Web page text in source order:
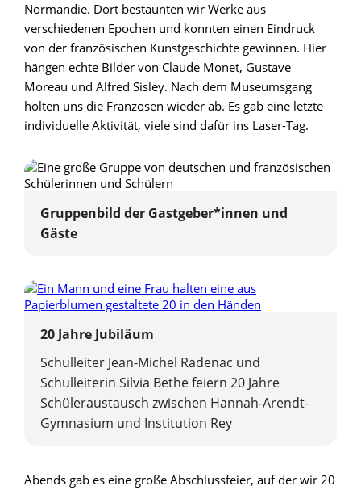
Normandie. Dort bestaunten wir Werke aus
verschiedenen Epochen und konnten einen Eindruck
von der französischen Kunstgeschichte gewinnen. Hier
hängen echte Bilder von Claude Monet, Gustave
Moreau und Alfred Sisley. Nach dem Museumsgang
holten uns die Franzosen wieder ab. Es gab eine letzte
individuelle Aktivität, viele sind dafür ins Laser-Tag.
Gruppenbild der Gastgeber*innen und
Gäste
20 Jahre Jubiläum
Schulleiter Jean-Michel Radenac und
Schulleiterin Silvia Bethe feiern 20 Jahre
Schüleraustausch zwischen Hannah-Arendt-
Gymnasium und Institution Rey
Abends gab es eine große Abschlussfeier, auf der wir 20